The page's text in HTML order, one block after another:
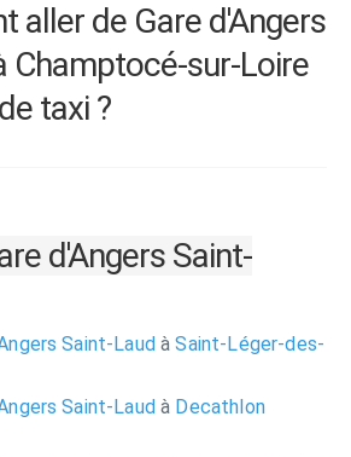
aller de Gare d'Angers
Champtocé-sur-Loire
taxi ?
d'Angers Saint-
Saint-Laudà Saint-Léger-des-
Saint-Laudà Decathlon